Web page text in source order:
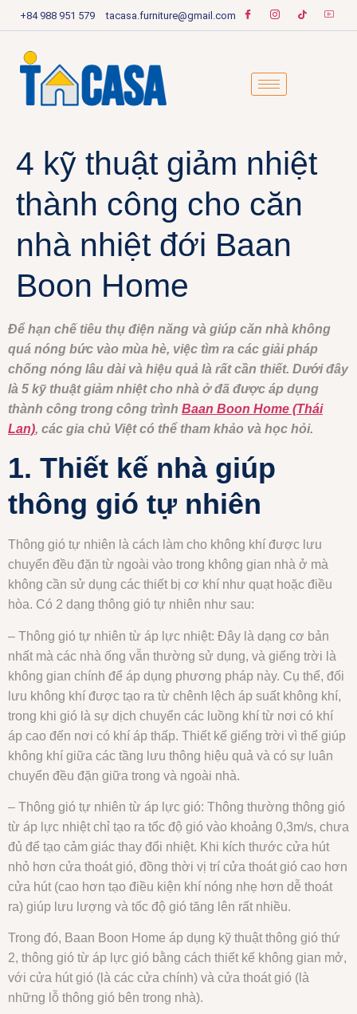
+84 988 951 579 tacasa.furniture@gmail.com
4 kỹ thuật giảm nhiệt
thành công cho căn
nhà nhiệt đới Baan
Boon Home
Để hạn chế tiêu thụ điện năng và giúp căn nhà không
quá nóng bức vào mùa hè, việc tìm ra các giải pháp
chống nóng lâu dài và hiệu quả là rất cần thiết. Dưới đây
là 5 kỹ thuật giảm nhiệt cho nhà ở đã được áp dụng
thành công trong công trình Baan Boon Home (Thái
Lan), các gia chủ Việt có thể tham khảo và học hỏi.
1. Thiết kế nhà giúp
thông gió tự nhiên
Thông gió tự nhiên là cách làm cho không khí được lưu
chuyển đều đặn từ ngoài vào trong không gian nhà ở mà
không cần sử dụng các thiết bị cơ khí như quạt hoặc điều
hòa. Có 2 dạng thông gió tự nhiên như sau:
– Thông gió tự nhiên từ áp lực nhiệt: Đây là dạng cơ bản
nhất mà các nhà ống vẫn thường sử dụng, và giếng trời là
không gian chính để áp dụng phương pháp này. Cụ thể, đối
lưu không khí được tạo ra từ chênh lệch áp suất không khí,
trong khi gió là sự dịch chuyển các luồng khí từ nơi có khí
áp cao đến nơi có khí áp thấp. Thiết kế giếng trời vì thế giúp
không khí giữa các tầng lưu thông hiệu quả và có sự luân
chuyển đều đặn giữa trong và ngoài nhà.
– Thông gió tự nhiên từ áp lực gió: Thông thường thông gió
từ áp lực nhiệt chỉ tạo ra tốc độ gió vào khoảng 0,3m/s, chưa
đủ để tạo cảm giác thay đổi nhiệt. Khi kích thước cửa hút
nhỏ hơn cửa thoát gió, đồng thời vị trí cửa thoát gió cao hơn
cửa hút (cao hơn tạo điều kiện khí nóng nhẹ hơn dễ thoát
ra) giúp lưu lượng và tốc độ gió tăng lên rất nhiều.
Trong đó, Baan Boon Home áp dụng kỹ thuật thông gió thứ
2, thông gió từ áp lực gió bằng cách thiết kế không gian mở,
với cửa hút gió (là các cửa chính) và cửa thoát gió (là
những lỗ thông gió bên trong nhà).